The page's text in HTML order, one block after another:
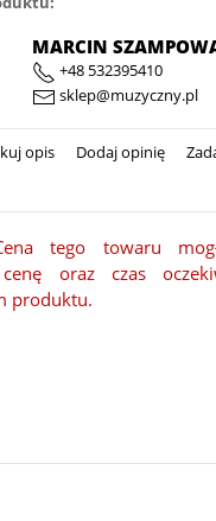
MARCIN
+48 532395410
sklep@muzyczny.pl
opis Dodaj opinię
tego towaru
oraz czas
produktu.